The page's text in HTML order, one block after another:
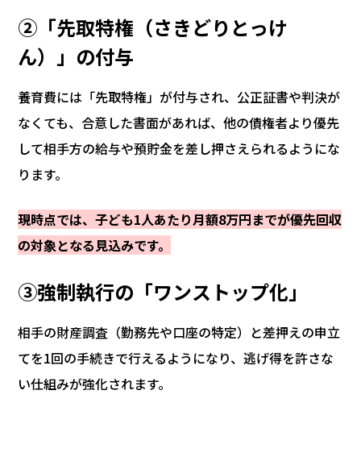
②「先取特権（さきどりとっけ
ん）」の付与
養育費には「先取特権」が付与され、公正証書や判決が
なくても、合意した書面があれば、他の債権者より優先
して相手方の給与や預貯金を差し押さえられるようにな
ります。
現時点では、子ども1人あたり月額8万円までが優先回収
の対象となる見込みです。
③強制執行の「ワンストップ化」
相手の財産調査（勤務先や口座の特定）と差押えの申立
てを1回の手続きで行えるようになり、逃げ得を許さな
い仕組みが強化されます。